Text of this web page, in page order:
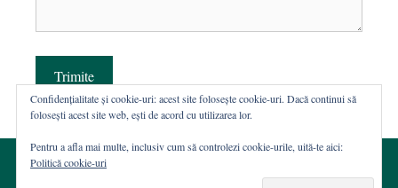
Trimite
Confidențialitate și cookie-uri: acest site folosește cookie-uri. Dacă continui să
folosești acest site web, ești de acord cu utilizarea lor.
Pentru a afla mai multe, inclusiv cum să controlezi cookie-urile, uită-te aici:
Politică cookie-uri